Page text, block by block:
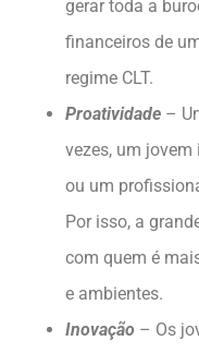
gerar toda a
financeiros de
regime CLT.
Proatividade –
vezes, um
ou um
Por isso, a
com quem é
e ambientes.
Inovação – Os